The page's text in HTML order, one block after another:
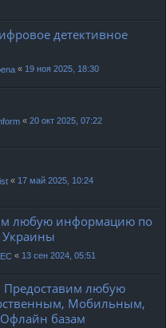
детективное
« 19 ноя 2025, 18:30
« 20 окт 2025, 07:22
« 17 май 2025, 10:24
любую информацию по
Украины
« 13 сен 2024, 05:51
любую
Мобильным,
базам